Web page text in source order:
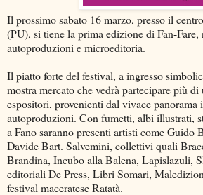
Il prossimo sabato 16 marzo, presso il
(PU), si tiene la prima edizione di Fan-
autoproduzioni e microeditoria.
Il piatto forte del festival, a ingresso
mostra mercato che vedrà partecipare più
espositori, provenienti dal vivace panorama
autoproduzioni. Con fumetti, albi illustrati,
a Fano saranno presenti artisti come Guido
Davide Bart. Salvemini, collettivi quali
Brandina, Incubo alla Balena, Lapislazuli,
editoriali De Press, Libri Somari,
festival maceratese Ratatà.